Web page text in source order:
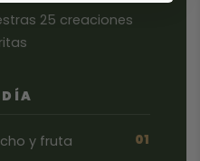
25 creaciones
y fruta 01